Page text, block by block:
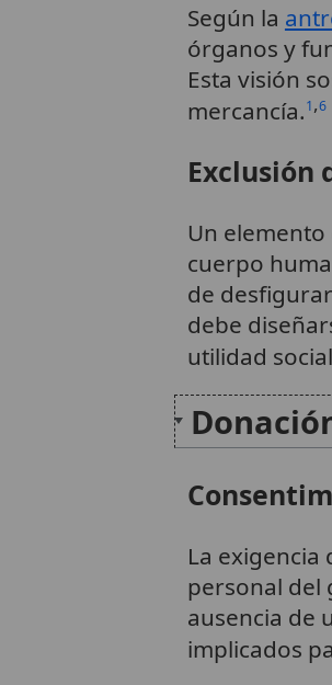
Según la
órganos y
Esta visión
mercancía.1,6
Exclusión
Un
cuerpo
de
debe
utilidad
La exigencia
personal del
ausencia de
implicados